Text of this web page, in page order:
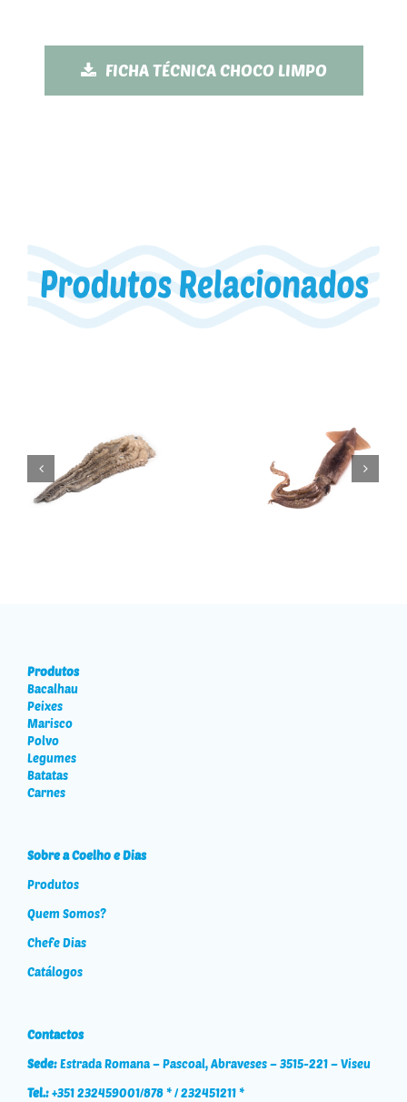
FICHA TÉCNICA CHOCO LIMPO
Polvo Pota
Produtos
Bacalhau
Peixes
Marisco
Polvo
Legumes
Batatas
Carnes
Sobre a Coelho e Dias
Produtos
Quem Somos?
Chefe Dias
Catálogos
Contactos
Sede:Estrada Romana – Pascoal, Abraveses – 3515-221 – Viseu
Tel.:+351 232459001/878 * / 232451211 *